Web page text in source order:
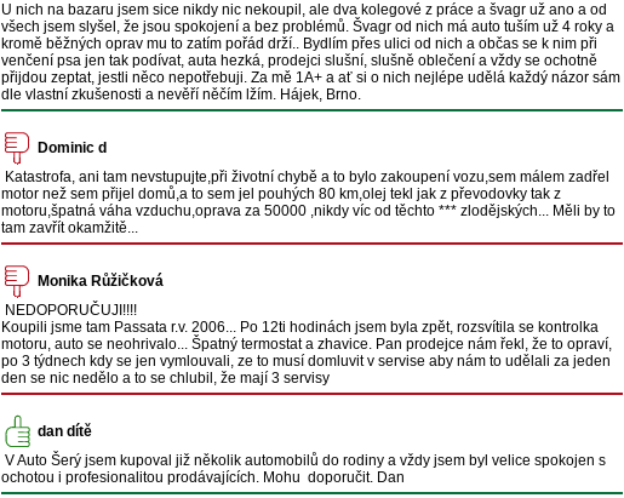
U nich na bazaru jsem sice nikdy nic nekoupil, ale dva kolegové z práce a švagr už ano a od
všech jsem slyšel, že jsou spokojení a bez problémů. Švagr od nich má auto tuším už 4 roky a
kromě běžných oprav mu to zatím pořád drží.. Bydlím přes ulici od nich a občas se k nim při
venčení psa jen tak podívat, auta hezká, prodejci slušní, slušně oblečení a vždy se ochotně
přijdou zeptat, jestli něco nepotřebuji. Za mě 1A+ a ať si o nich nejlépe udělá každý názor sám
dle vlastní zkušenosti a nevěří něčím lžím. Hájek, Brno.
Dominic d
Katastrofa, ani tam nevstupujte,při životní chybě a to bylo zakoupení vozu,sem málem zadřel
motor než sem přijel domů,a to sem jel pouhých 80 km,olej tekl jak z převodovky tak z
motoru,špatná váha vzduchu,oprava za 50000 ,nikdy víc od těchto *** zlodějských... Měli by to
tam zavřít okamžitě...
Monika Růžičková
NEDOPORUČUJI!!!!
Koupili jsme tam Passata r.v. 2006... Po 12ti hodinách jsem byla zpět, rozsvítila se kontrolka
motoru, auto se neohrivalo... Špatný termostat a zhavice. Pan prodejce nám řekl, že to opraví,
po 3 týdnech kdy se jen vymlouvali, ze to musí domluvit v servise aby nám to udělali za jeden
den se nic nedělo a to se chlubil, že mají 3 servisy
dan dítě
V Auto Šerý jsem kupoval již několik automobilů do rodiny a vždy jsem byl velice spokojen s
ochotou i profesionalitou prodávajících. Mohu doporučit. Dan